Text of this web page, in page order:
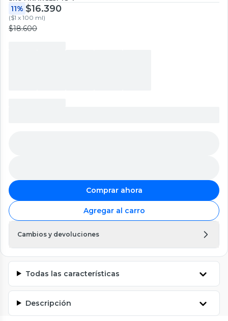
11% $16.390
($1 x 100 ml)
$18.600
Comprar ahora
Agregar al carro
Cambios y devoluciones
Todas las características
Descripción